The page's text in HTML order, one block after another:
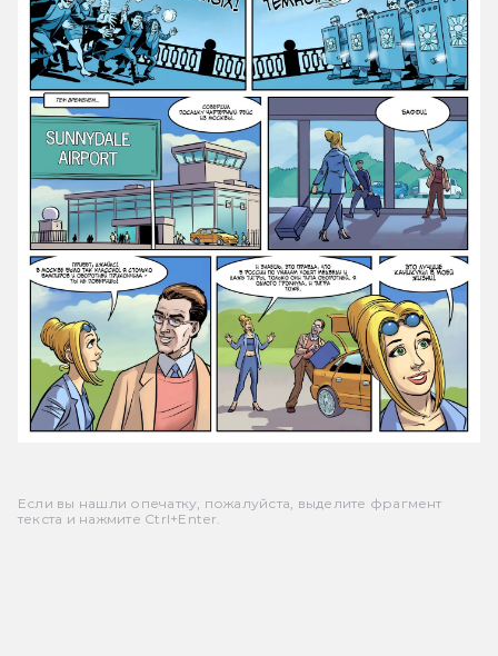
Если вы нашли опечатку, пожалуйста, выделите фрагмент
текста и нажмите Ctrl+Enter.